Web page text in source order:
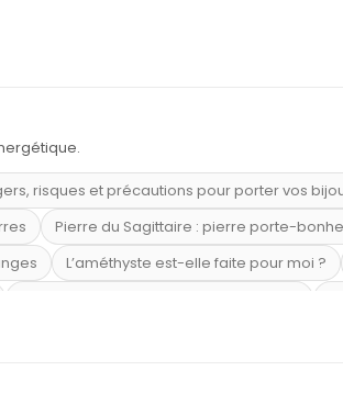
risques et précautions pour porter vos
Pierre du Sagittaire : pierre porte-
L’améthyste est-elle faite pour moi ?